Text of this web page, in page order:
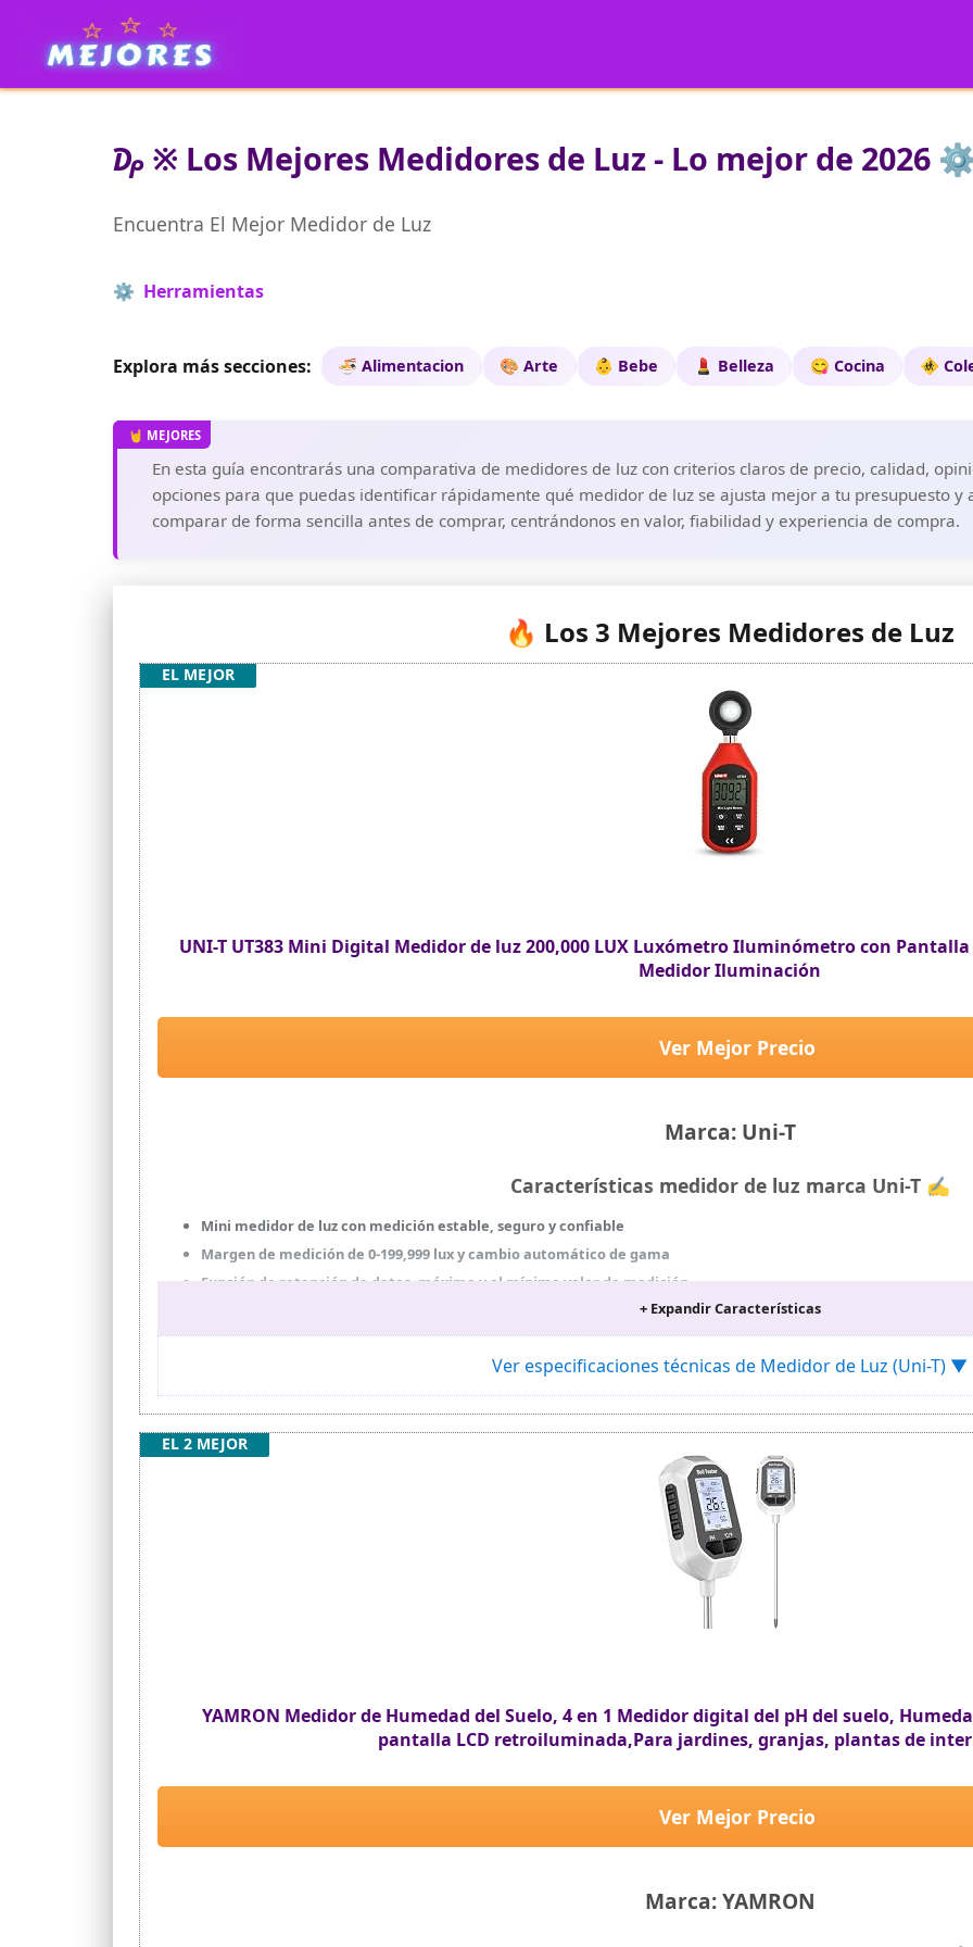
₯ ※ Los Mejores Medidores de Luz - Lo mejor de 2026
Encuentra El Mejor Medidor de Luz
⚙️ Herramientas
Explora más secciones: 🍜 Alimentacion 🎨 Arte 👶 Bebe 💄 Belleza 😋 Cocina 🚸
En esta guía encontrarás una comparativa de medidores de luz con criterios claros de precio, calidad,
opciones para que puedas identificar rápidamente qué medidor de luz se ajusta mejor a tu presupuesto
comparar de forma sencilla antes de comprar, centrándonos en valor, fiabilidad y experiencia de compra.
🔥 Los 3 Mejores Medidores de Luz
UNI-T UT383 Mini Digital Medidor de luz 200,000 LUX Luxómetro Iluminómetro con
Medidor Iluminación
Marca: Uni-T
Ver Mejor Precio
EL MEJOR
Características medidor de luz marca Uni-T ✍
Mini medidor de luz con medición estable, seguro y confiable
Margen de medición de 0-199,999 lux y cambio automático de gama
Función de retención de datos, máximo y el mínimo valor de medición
Cuando se mide en el modo MAX, el medidor sólo mostrará el valor mayor que el valor actual; cuando se
Unidad de medición es conmutable: lux o FC
+ Expandir Características
Ver especificaciones técnicas de Medidor de Luz (Uni-T) ▼
YAMRON Medidor de Humedad del Suelo, 4 en 1 Medidor digital del pH del suelo,
pantalla LCD retroiluminada,Para jardines, granjas, plantas de
Marca: YAMRON
Ver Mejor Precio
EL 2 MEJOR